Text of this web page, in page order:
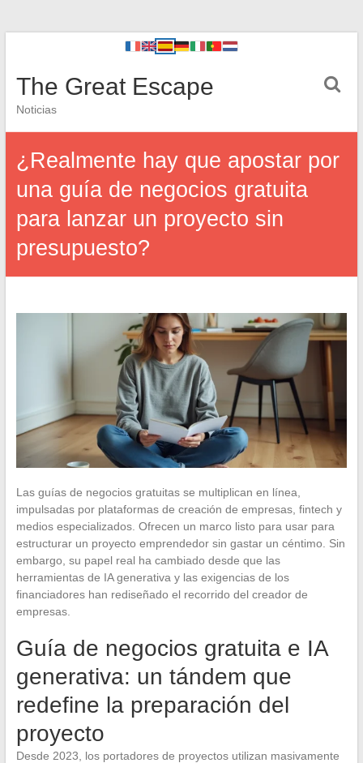
The Great Escape
Noticias
¿Realmente hay que apostar por
una guía de negocios gratuita
para lanzar un proyecto sin
presupuesto?
Las guías de negocios gratuitas se multiplican en línea,
impulsadas por plataformas de creación de empresas, fintech y
medios especializados. Ofrecen un marco listo para usar para
estructurar un proyecto emprendedor sin gastar un céntimo. Sin
embargo, su papel real ha cambiado desde que las
herramientas de IA generativa y las exigencias de los
financiadores han rediseñado el recorrido del creador de
empresas.
Guía de negocios gratuita e IA
generativa: un tándem que
redefine la preparación del
proyecto
Desde 2023, los portadores de proyectos utilizan masivamente